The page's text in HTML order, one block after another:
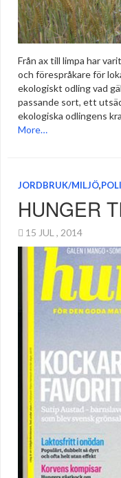
Från ax till limpa har
och förespråkare för
ekologiskt odling vad
passande sort, ett
ekologiska odlingens
More…
JORDBRUK/MILJÖ,
HUNGER
15 JUL , 2014